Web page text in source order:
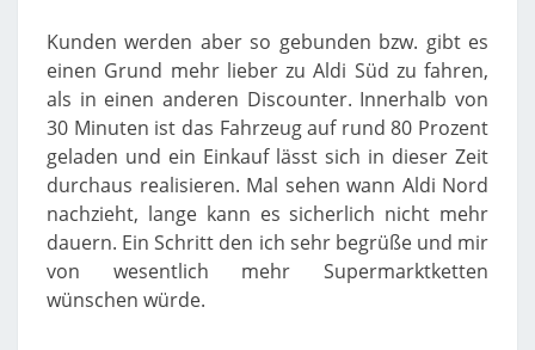
Kunden werden aber so gebunden bzw. gibt es
einen Grund mehr lieber zu Aldi Süd zu fahren,
als in einen anderen Discounter. Innerhalb von
30 Minuten ist das Fahrzeug auf rund 80 Prozent
geladen und ein Einkauf lässt sich in dieser Zeit
durchaus realisieren. Mal sehen wann Aldi Nord
nachzieht, lange kann es sicherlich nicht mehr
dauern. Ein Schritt den ich sehr begrüße und mir
von wesentlich mehr Supermarktketten
wünschen würde.